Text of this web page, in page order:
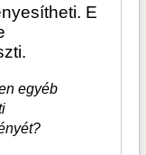
E
egyéb